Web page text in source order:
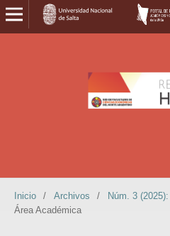
Inicio / Archivos / Núm. 3
Área Académica